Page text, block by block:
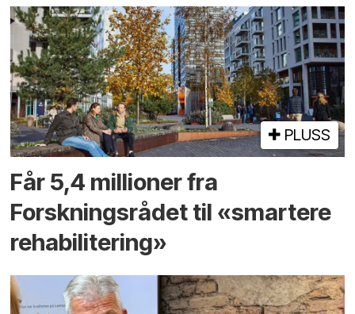
PLUSS
Får 5,4 millioner fra
Forskningsrådet til «smartere
rehabilitering»